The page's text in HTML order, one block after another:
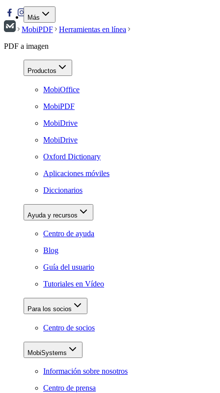
Más
MobiPDF
Herramientas en línea
PDF a imagen
Productos
MobiOffice
MobiPDF
MobiDrive
MobiDrive
Oxford Dictionary
Aplicaciones móviles
Diccionarios
Ayuda y recursos
Centro de ayuda
Blog
Guía del usuario
Tutoriales en Vídeo
Para los socios
Centro de socios
MobiSystems
Información sobre nosotros
Centro de prensa